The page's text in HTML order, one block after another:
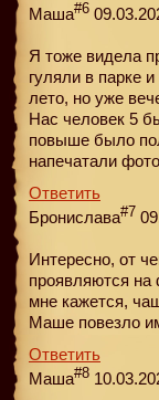
Маша#6
Я тоже видела
гуляли в парке
лето, но уже
Нас человек 5
повыше было
напечатали
Ответить
Бронислава#7
Интересно, от
проявляются
мне кажется,
Маше повезло
Ответить
Маша#8